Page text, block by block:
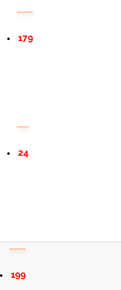
179
24
199